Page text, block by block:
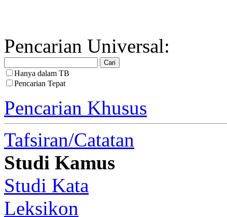
Pencarian Universal:
Hanya dalam TB
Pencarian Tepat
Pencarian Khusus
Tafsiran/Catatan
Studi Kamus
Studi Kata
Leksikon